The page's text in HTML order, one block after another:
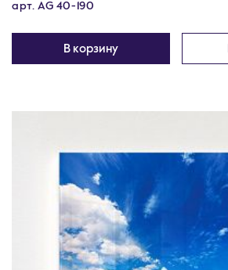
арт. AG 40-190
В корзину